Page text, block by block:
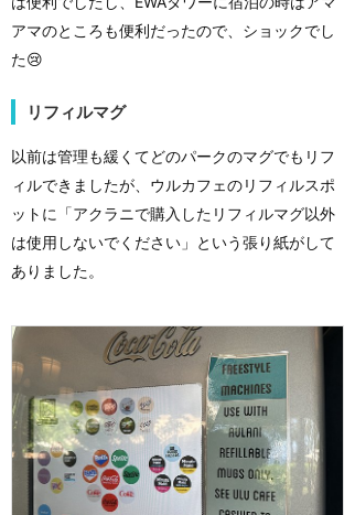
アマのところも便利だったので、ショックでし
た😢
リフィルマグ
以前は管理も緩くてどのパークのマグでもリフ
ィルできましたが、ウルカフェのリフィルスポ
ットに「アクラニで購入したリフィルマグ以外
は使用しないでください」という張り紙がして
ありました。